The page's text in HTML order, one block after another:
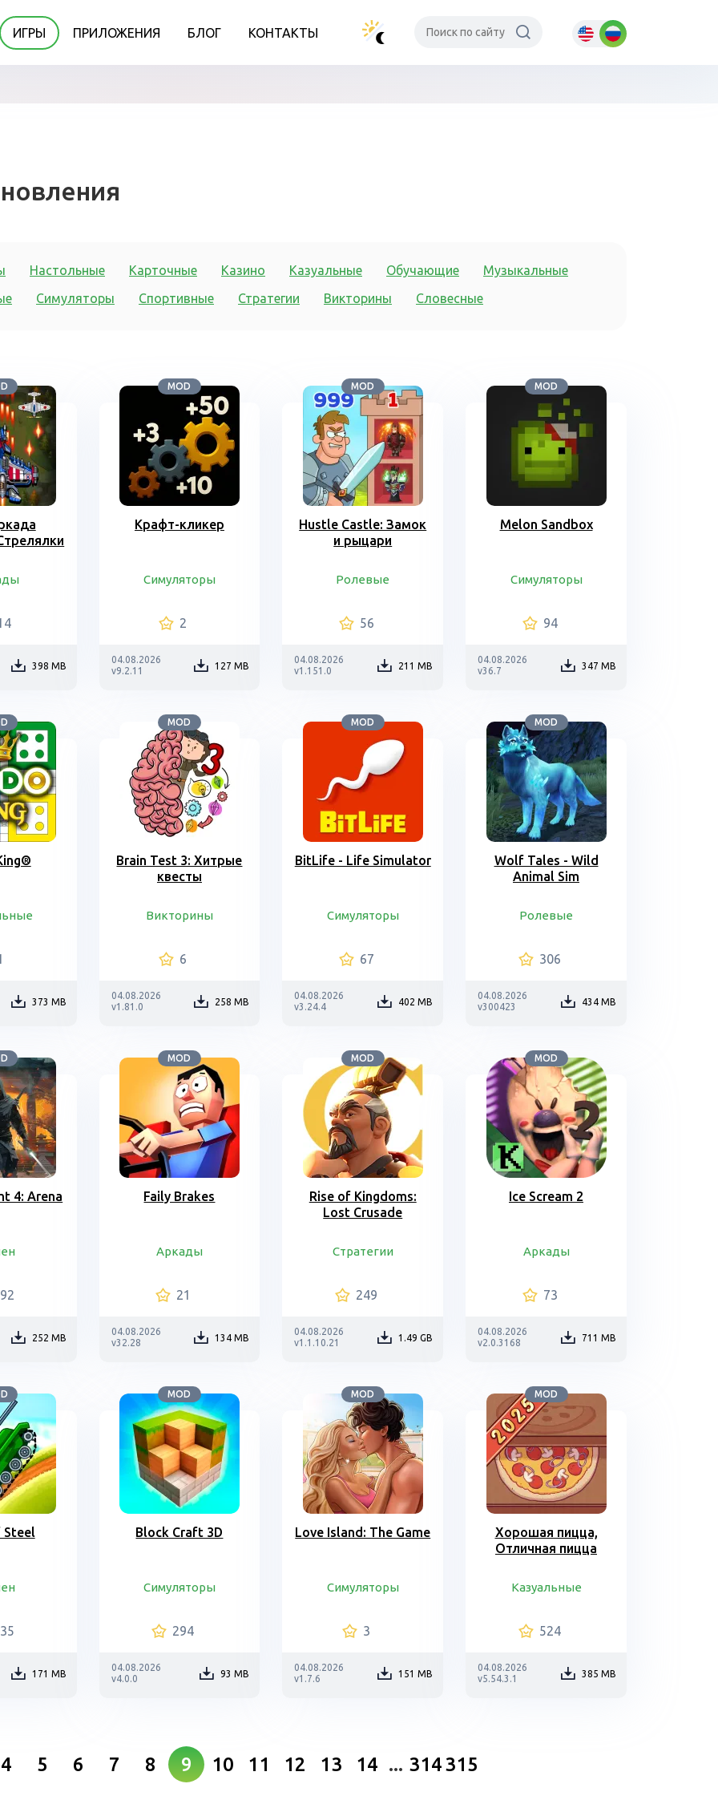
ИГРЫ ПРИЛОЖЕНИЯ БЛОГ КОНТАКТЫ
Настольные Карточные Казино Казуальные Обучающие
Музыкальные
Симуляторы Спортивные Стратегии Викторины Словесные
398 MB
MOD
Крафт-кликер
Симуляторы
2
04.08.2026
v9.2.11
127 MB
MOD
Hustle Castle: Замок
и рыцари
Ролевые
56
04.08.2026
v1.151.0
211 MB
MOD
Melon Sandbox
Симуляторы
94
04.08.2026
v36.7
347 MB
373 MB
MOD
Brain Test 3: Xитрые
квесты
Викторины
6
04.08.2026
v1.81.0
258 MB
MOD
BitLife - Life Simulator
Симуляторы
67
04.08.2026
v3.24.4
402 MB
MOD
Wolf Tales - Wild
Animal Sim
Ролевые
306
04.08.2026
v300423
434 MB
4: Arena
252 MB
MOD
Faily Brakes
Аркады
21
04.08.2026
v32.28
134 MB
MOD
Rise of Kingdoms:
Lost Crusade
Стратегии
249
04.08.2026
v1.1.10.21
1.49 GB
MOD
Ice Scream 2
Аркады
73
04.08.2026
v2.0.3168
711 MB
Steel
171 MB
MOD
Block Craft 3D
Симуляторы
294
04.08.2026
v4.0.0
93 MB
MOD
Love Island: The Game
Симуляторы
3
04.08.2026
v1.7.6
151 MB
MOD
Хорошая пицца,
Отличная пицца
Казуальные
524
04.08.2026
v5.54.3.1
385 MB
4 5 6 7 8 9 10 11 12 13 14 ... 314315